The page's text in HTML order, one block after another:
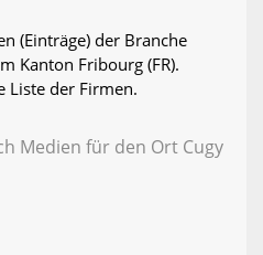
(Einträge) der Branche
Kanton Fribourg (FR).
Liste der Firmen.
Medien für den Ort Cugy